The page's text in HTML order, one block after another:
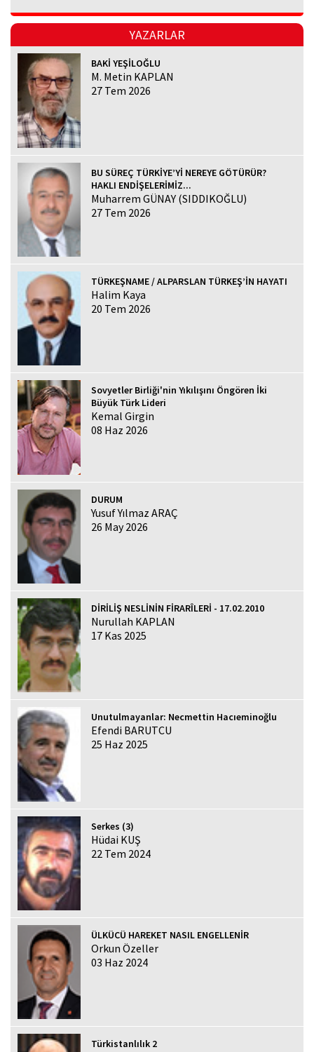
YAZARLAR
BAKİ YEŞİLOĞLU
M. Metin KAPLAN
27 Tem 2026
BU SÜREÇ TÜRKİYE’Yİ NEREYE GÖTÜRÜR?
HAKLI ENDİŞELERİMİZ...
Muharrem GÜNAY (SIDDIKOĞLU)
27 Tem 2026
TÜRKEŞNAME / ALPARSLAN TÜRKEŞ’İN HAYATI
Halim Kaya
20 Tem 2026
Sovyetler Birliği'nin Yıkılışını Öngören İki
Büyük Türk Lideri
Kemal Girgin
08 Haz 2026
DURUM
Yusuf Yılmaz ARAÇ
26 May 2026
DİRİLİŞ NESLİNİN FİRARÎLERİ - 17.02.2010
Nurullah KAPLAN
17 Kas 2025
Unutulmayanlar: Necmettin Hacıeminoğlu
Efendi BARUTCU
25 Haz 2025
Serkes (3)
Hüdai KUŞ
22 Tem 2024
ÜLKÜCÜ HAREKET NASIL ENGELLENİR
Orkun Özeller
03 Haz 2024
Türkistanlılık 2